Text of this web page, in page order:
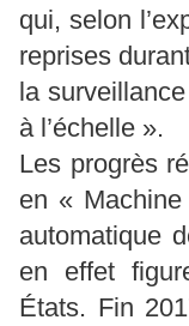
qui, selon
reprises
la
à l’échelle ».
Les progrès
en «
automatique
en effet
États. Fin